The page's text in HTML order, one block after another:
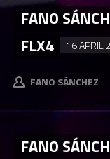
FANO
FLX4
16 APRIL
FANO SÁNCHEZ
FANO